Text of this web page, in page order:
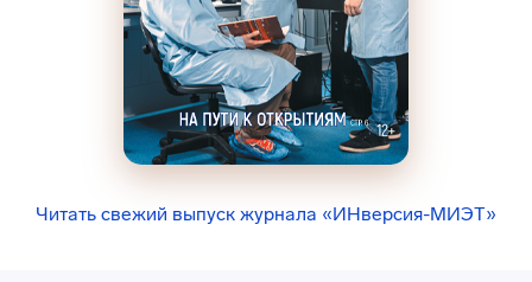
Читать свежий выпуск журнала «ИНверсия-МИЭТ»